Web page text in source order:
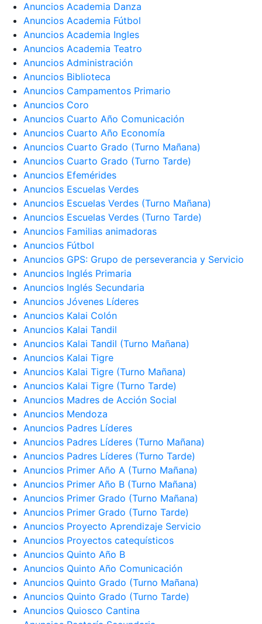
Anuncios Academia Danza
Anuncios Academia Fútbol
Anuncios Academia Ingles
Anuncios Academia Teatro
Anuncios Administración
Anuncios Biblioteca
Anuncios Campamentos Primario
Anuncios Coro
Anuncios Cuarto Año Comunicación
Anuncios Cuarto Año Economía
Anuncios Cuarto Grado (Turno Mañana)
Anuncios Cuarto Grado (Turno Tarde)
Anuncios Efemérides
Anuncios Escuelas Verdes
Anuncios Escuelas Verdes (Turno Mañana)
Anuncios Escuelas Verdes (Turno Tarde)
Anuncios Familias animadoras
Anuncios Fútbol
Anuncios GPS: Grupo de perseverancia y Servicio
Anuncios Inglés Primaria
Anuncios Inglés Secundaria
Anuncios Jóvenes Líderes
Anuncios Kalai Colón
Anuncios Kalai Tandil
Anuncios Kalai Tandil (Turno Mañana)
Anuncios Kalai Tigre
Anuncios Kalai Tigre (Turno Mañana)
Anuncios Kalai Tigre (Turno Tarde)
Anuncios Madres de Acción Social
Anuncios Mendoza
Anuncios Padres Líderes
Anuncios Padres Líderes (Turno Mañana)
Anuncios Padres Líderes (Turno Tarde)
Anuncios Primer Año A (Turno Mañana)
Anuncios Primer Año B (Turno Mañana)
Anuncios Primer Grado (Turno Mañana)
Anuncios Primer Grado (Turno Tarde)
Anuncios Proyecto Aprendizaje Servicio
Anuncios Proyectos catequísticos
Anuncios Quinto Año B
Anuncios Quinto Año Comunicación
Anuncios Quinto Grado (Turno Mañana)
Anuncios Quinto Grado (Turno Tarde)
Anuncios Quiosco Cantina